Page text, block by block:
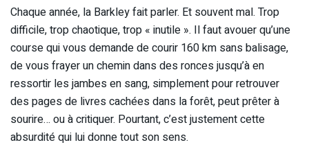
Chaque année, la Barkley fait parler. Et souvent mal. Trop
difficile, trop chaotique, trop « inutile ». Il faut avouer qu’une
course qui vous demande de courir 160 km sans balisage,
de vous frayer un chemin dans des ronces jusqu’à en
ressortir les jambes en sang, simplement pour retrouver
des pages de livres cachées dans la forêt, peut prêter à
sourire… ou à critiquer. Pourtant, c’est justement cette
absurdité qui lui donne tout son sens.